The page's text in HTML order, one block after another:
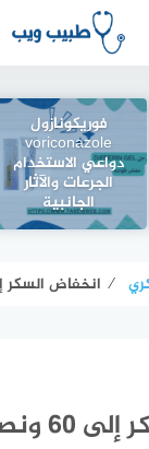
فوريكونازول
voriconazole
دواعي الاستخدام
الجرعات والآثار
الجانبية
⁄ انخفاض السكر إلى 60 ونصائح سريعة